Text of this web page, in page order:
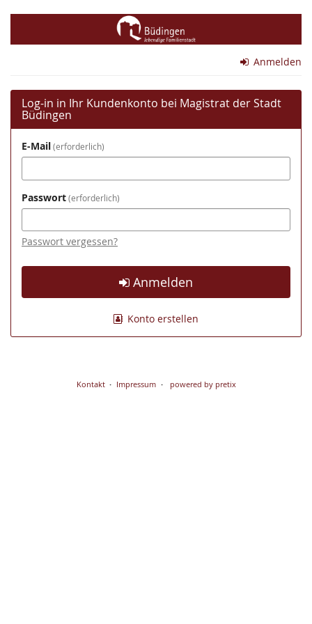
ZumMagistrat
der
Stadt
Büdingen
Anmelden
Log-in in Ihr Kundenkonto bei Magistrat der Stadt
Büdingen
E-Mail erforderlich
Passwort erforderlich
Passwort vergessen?
Anmelden
Konto erstellen
Kontakt Impressum powered by pretix